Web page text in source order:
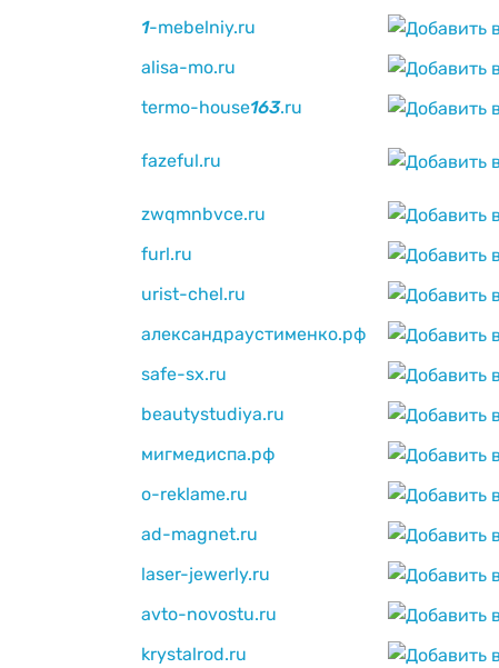
1-mebelniy.ru
alisa-mo.ru
termo-house163.ru
fazeful.ru
zwqmnbvce.ru
furl.ru
urist-chel.ru
александраустименко.рф
safe-sx.ru
beautystudiya.ru
мигмедиспа.рф
o-reklame.ru
ad-magnet.ru
laser-jewerly.ru
avto-novostu.ru
krystalrod.ru